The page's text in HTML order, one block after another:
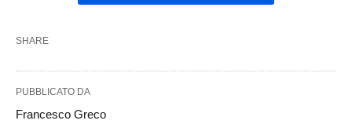
SHARE
PUBBLICATO DA
Francesco Greco